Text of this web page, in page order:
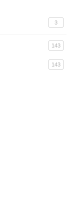
3
143
143